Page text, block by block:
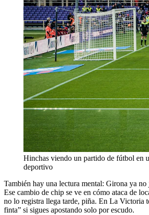
Hinchas viendo un partido de fútbol en
deportivo
También hay una lectura mental: Girona ya
Ese cambio de chip se ve en cómo ataca de
no lo registra llega tarde, piña. En La Victoria
finta” si sigues apostando solo por escudo.